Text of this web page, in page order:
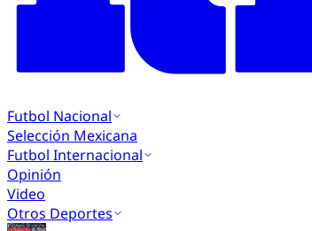
Futbol Nacional
Selección Mexicana
Futbol Internacional
Opinión
Video
Otros Deportes